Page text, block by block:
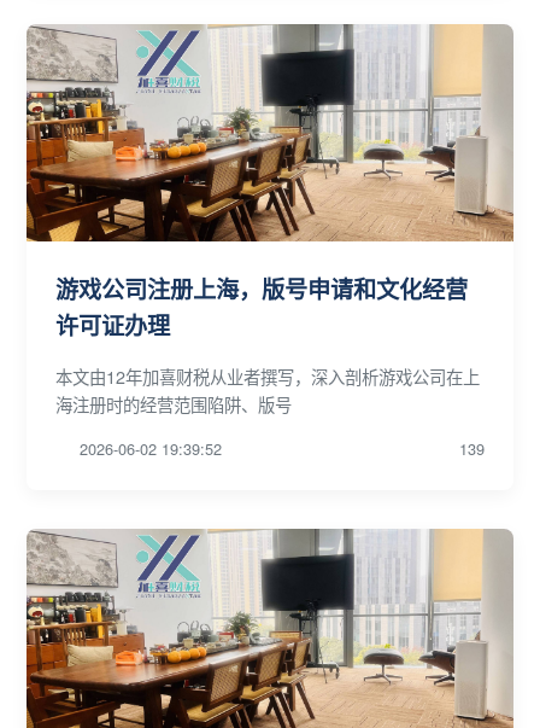
游戏公司注册上海，版号申请和文化经营
许可证办理
本文由12年加喜财税从业者撰写，深入剖析游戏公司在上
海注册时的经营范围陷阱、版号
2026-06-02 19:39:52 139